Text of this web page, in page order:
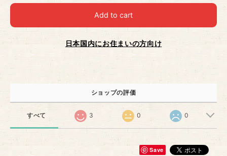
Add to cart
日本国内にお住まいの方向け
ショップの評価
すべて 3 0 0
Save